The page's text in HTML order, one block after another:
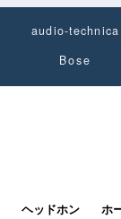
audio-technica
Bose
ヘッドホン ホ